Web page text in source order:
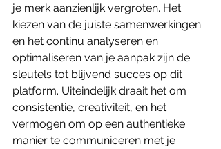
je merk aanzienlijk vergroten. Het
kiezen van de juiste samenwerkingen
en het continu analyseren en
optimaliseren van je aanpak zijn de
sleutels tot blijvend succes op dit
platform. Uiteindelijk draait het om
consistentie, creativiteit, en het
vermogen om op een authentieke
manier te communiceren met je